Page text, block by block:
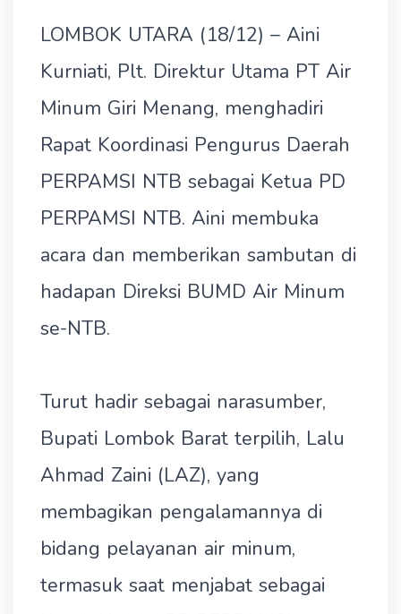
LOMBOK UTARA (18/12) – Aini
Kurniati, Plt. Direktur Utama PT Air
Minum Giri Menang, menghadiri
Rapat Koordinasi Pengurus Daerah
PERPAMSI NTB sebagai Ketua PD
PERPAMSI NTB. Aini membuka
acara dan memberikan sambutan di
hadapan Direksi BUMD Air Minum
se-NTB.
Turut hadir sebagai narasumber,
Bupati Lombok Barat terpilih, Lalu
Ahmad Zaini (LAZ), yang
membagikan pengalamannya di
bidang pelayanan air minum,
termasuk saat menjabat sebagai